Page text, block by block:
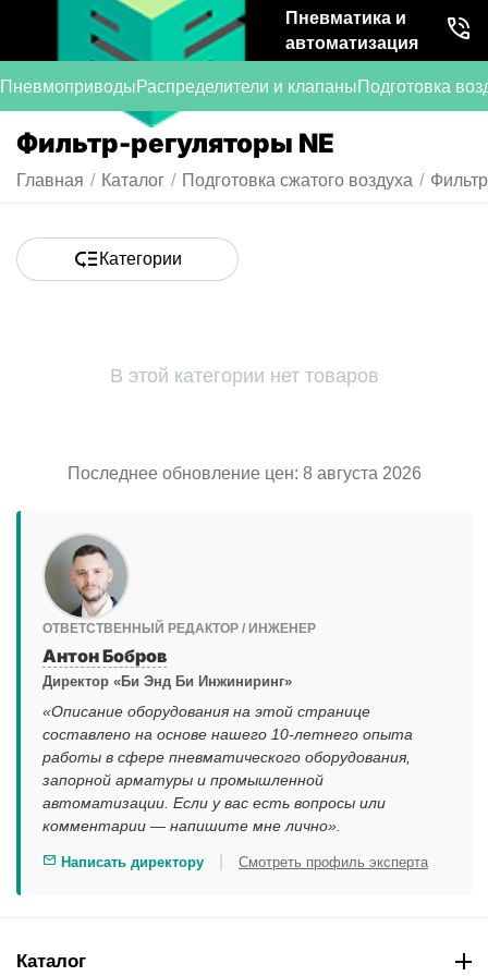
Пневматика и
автоматизация
ПневмоприводыРаспределители и клапаныПодготовка
Фильтр-регуляторы NE
Главная / Каталог / Подготовка сжатого воздуха /
Категории
В этой категории нет товаров
Последнее обновление цен: 8 августа 2026
ОТВЕТСТВЕННЫЙ РЕДАКТОР / ИНЖЕНЕР
Антон Бобров
Директор «Би Энд Би Инжиниринг»
«Описание оборудования на этой странице
составлено на основе нашего 10-летнего опыта
работы в сфере пневматического оборудования,
запорной арматуры и промышленной
автоматизации. Если у вас есть вопросы или
комментарии — напишите мне лично».
Написать директору Смотреть профиль эксперта
Каталог